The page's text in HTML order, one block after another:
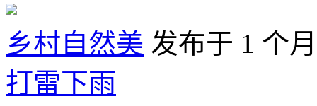
乡村自然美 发布于 1 个
打雷下雨